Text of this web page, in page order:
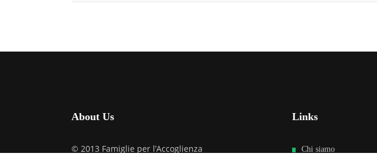
About Us
© 2013 Famiglie per l’Accoglienza
Links
Chi siamo